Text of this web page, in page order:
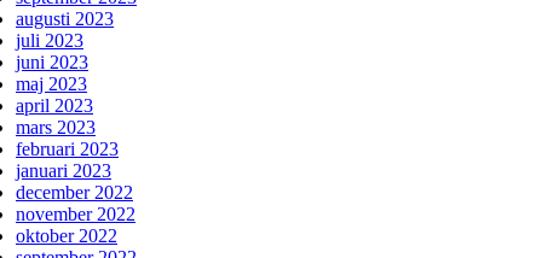
augusti 2023
juli 2023
juni 2023
maj 2023
april 2023
mars 2023
februari 2023
januari 2023
december 2022
november 2022
oktober 2022